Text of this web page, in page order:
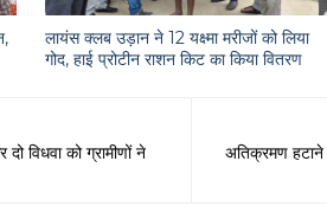
लायंस क्लब उड़ान ने 12 यक्ष्मा मरीजों को लिया
गोद, हाई प्रोटीन राशन किट का किया वितरण
अतिक्रमण हटाने
विधवा को ग्रामीणों ने